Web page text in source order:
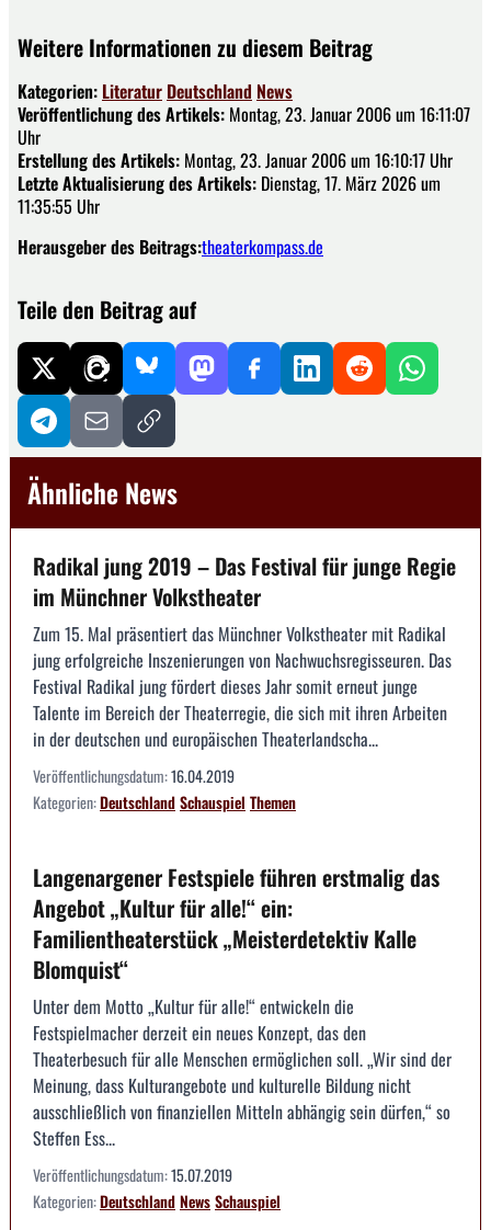
Weitere Informationen zu diesem Beitrag
Kategorien: Literatur Deutschland News
Veröffentlichung des Artikels: Montag, 23. Januar 2006 um 16:11:07
Uhr
Erstellung des Artikels: Montag, 23. Januar 2006 um 16:10:17 Uhr
Letzte Aktualisierung des Artikels: Dienstag, 17. März 2026 um
11:35:55 Uhr
Herausgeber des Beitrags:theaterkompass.de
Teile den Beitrag auf
Ähnliche News
Radikal jung 2019 – Das Festival für junge Regie
im Münchner Volkstheater
Zum 15. Mal präsentiert das Münchner Volkstheater mit Radikal
jung erfolgreiche Inszenierungen von Nachwuchsregisseuren. Das
Festival Radikal jung fördert dieses Jahr somit erneut junge
Talente im Bereich der Theaterregie, die sich mit ihren Arbeiten
in der deutschen und europäischen Theaterlandscha...
Veröffentlichungsdatum:16.04.2019
Kategorien:DeutschlandSchauspiel Themen
Langenargener Festspiele führen erstmalig das
Angebot „Kultur für alle!“ ein:
Familientheaterstück „Meisterdetektiv Kalle
Blomquist“
Unter dem Motto „Kultur für alle!“ entwickeln die
Festspielmacher derzeit ein neues Konzept, das den
Theaterbesuch für alle Menschen ermöglichen soll. „Wir sind der
Meinung, dass Kulturangebote und kulturelle Bildung nicht
ausschließlich von finanziellen Mitteln abhängig sein dürfen,“ so
Steffen Ess...
Veröffentlichungsdatum:15.07.2019
Kategorien:DeutschlandNewsSchauspiel